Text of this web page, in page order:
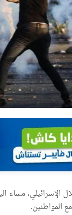
الإسرائيلي، مساء
المواطنين.